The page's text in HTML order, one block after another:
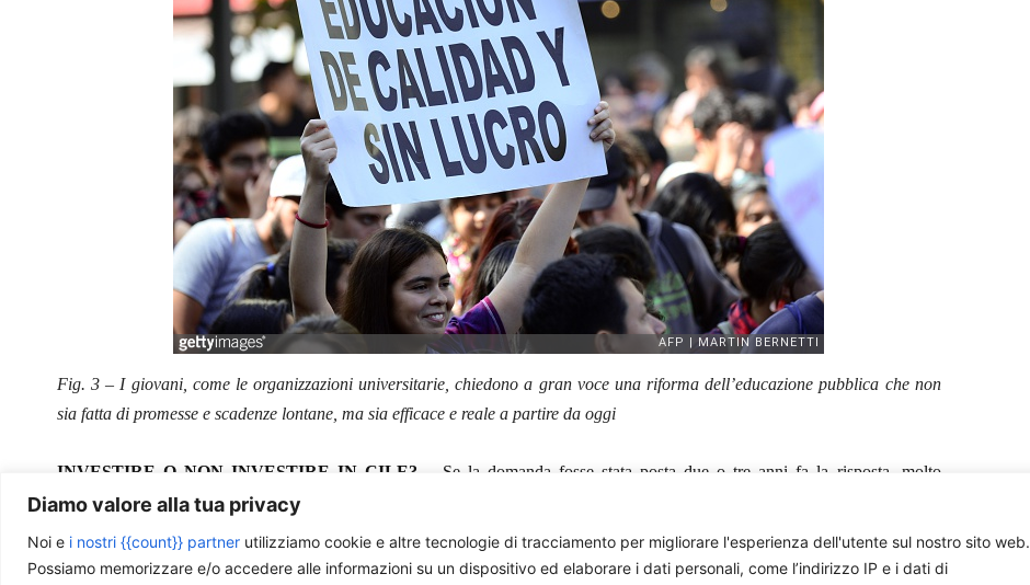
Diamo valore alla tua privacy
Noi e i nostri {{count}} partner utilizziamo cookie e altre tecnologie di tracciamento per migliorare l'esperienza dell'utente sul nostro sito web.
Possiamo memorizzare e/o accedere alle informazioni su un dispositivo ed elaborare i dati personali, come l’indirizzo IP e i dati di
Fig. 3 – I giovani, come le organizzazioni universitarie, chiedono a gran voce una riforma dell’educazione pubblica che non
sia fatta di promesse e scadenze lontane, ma sia efficace e reale a partire da oggi
INVESTIRE O NON INVESTIRE IN CILE? – Se la domanda fosse stata posta due o tre anni fa la risposta, molto
probabilmente, sarebbe stata “sì”. Perché l’economia era virtuosa, la stabilità politica era presente e continue nuove idee
calo dei consensi nei confronti della presidenza, le proteste per quelle disuguaglianze che toccano i settori più cari alla